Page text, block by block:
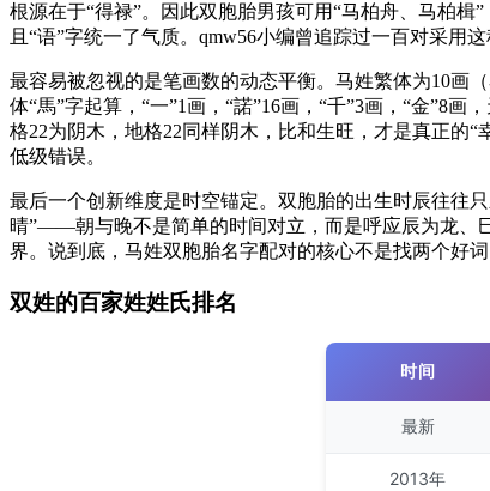
根源在于“得禄”。因此双胞胎男孩可用“马柏舟、马柏楫
且“语”字统一了气质。qmw56小编曾追踪过一百对采用
最容易被忽视的是笔画数的动态平衡。马姓繁体为10画
体“馬”字起算，“一”1画，“諾”16画，“千”3画，“金”8
格22为阴木，地格22同样阴木，比和生旺，才是真正的
低级错误。
最后一个创新维度是时空锚定。双胞胎的出生时辰往往
晴”——朝与晚不是简单的时间对立，而是呼应辰为龙、
界。说到底，马姓双胞胎名字配对的核心不是找两个好
双姓的百家姓姓氏排名
时间
最新
2013年